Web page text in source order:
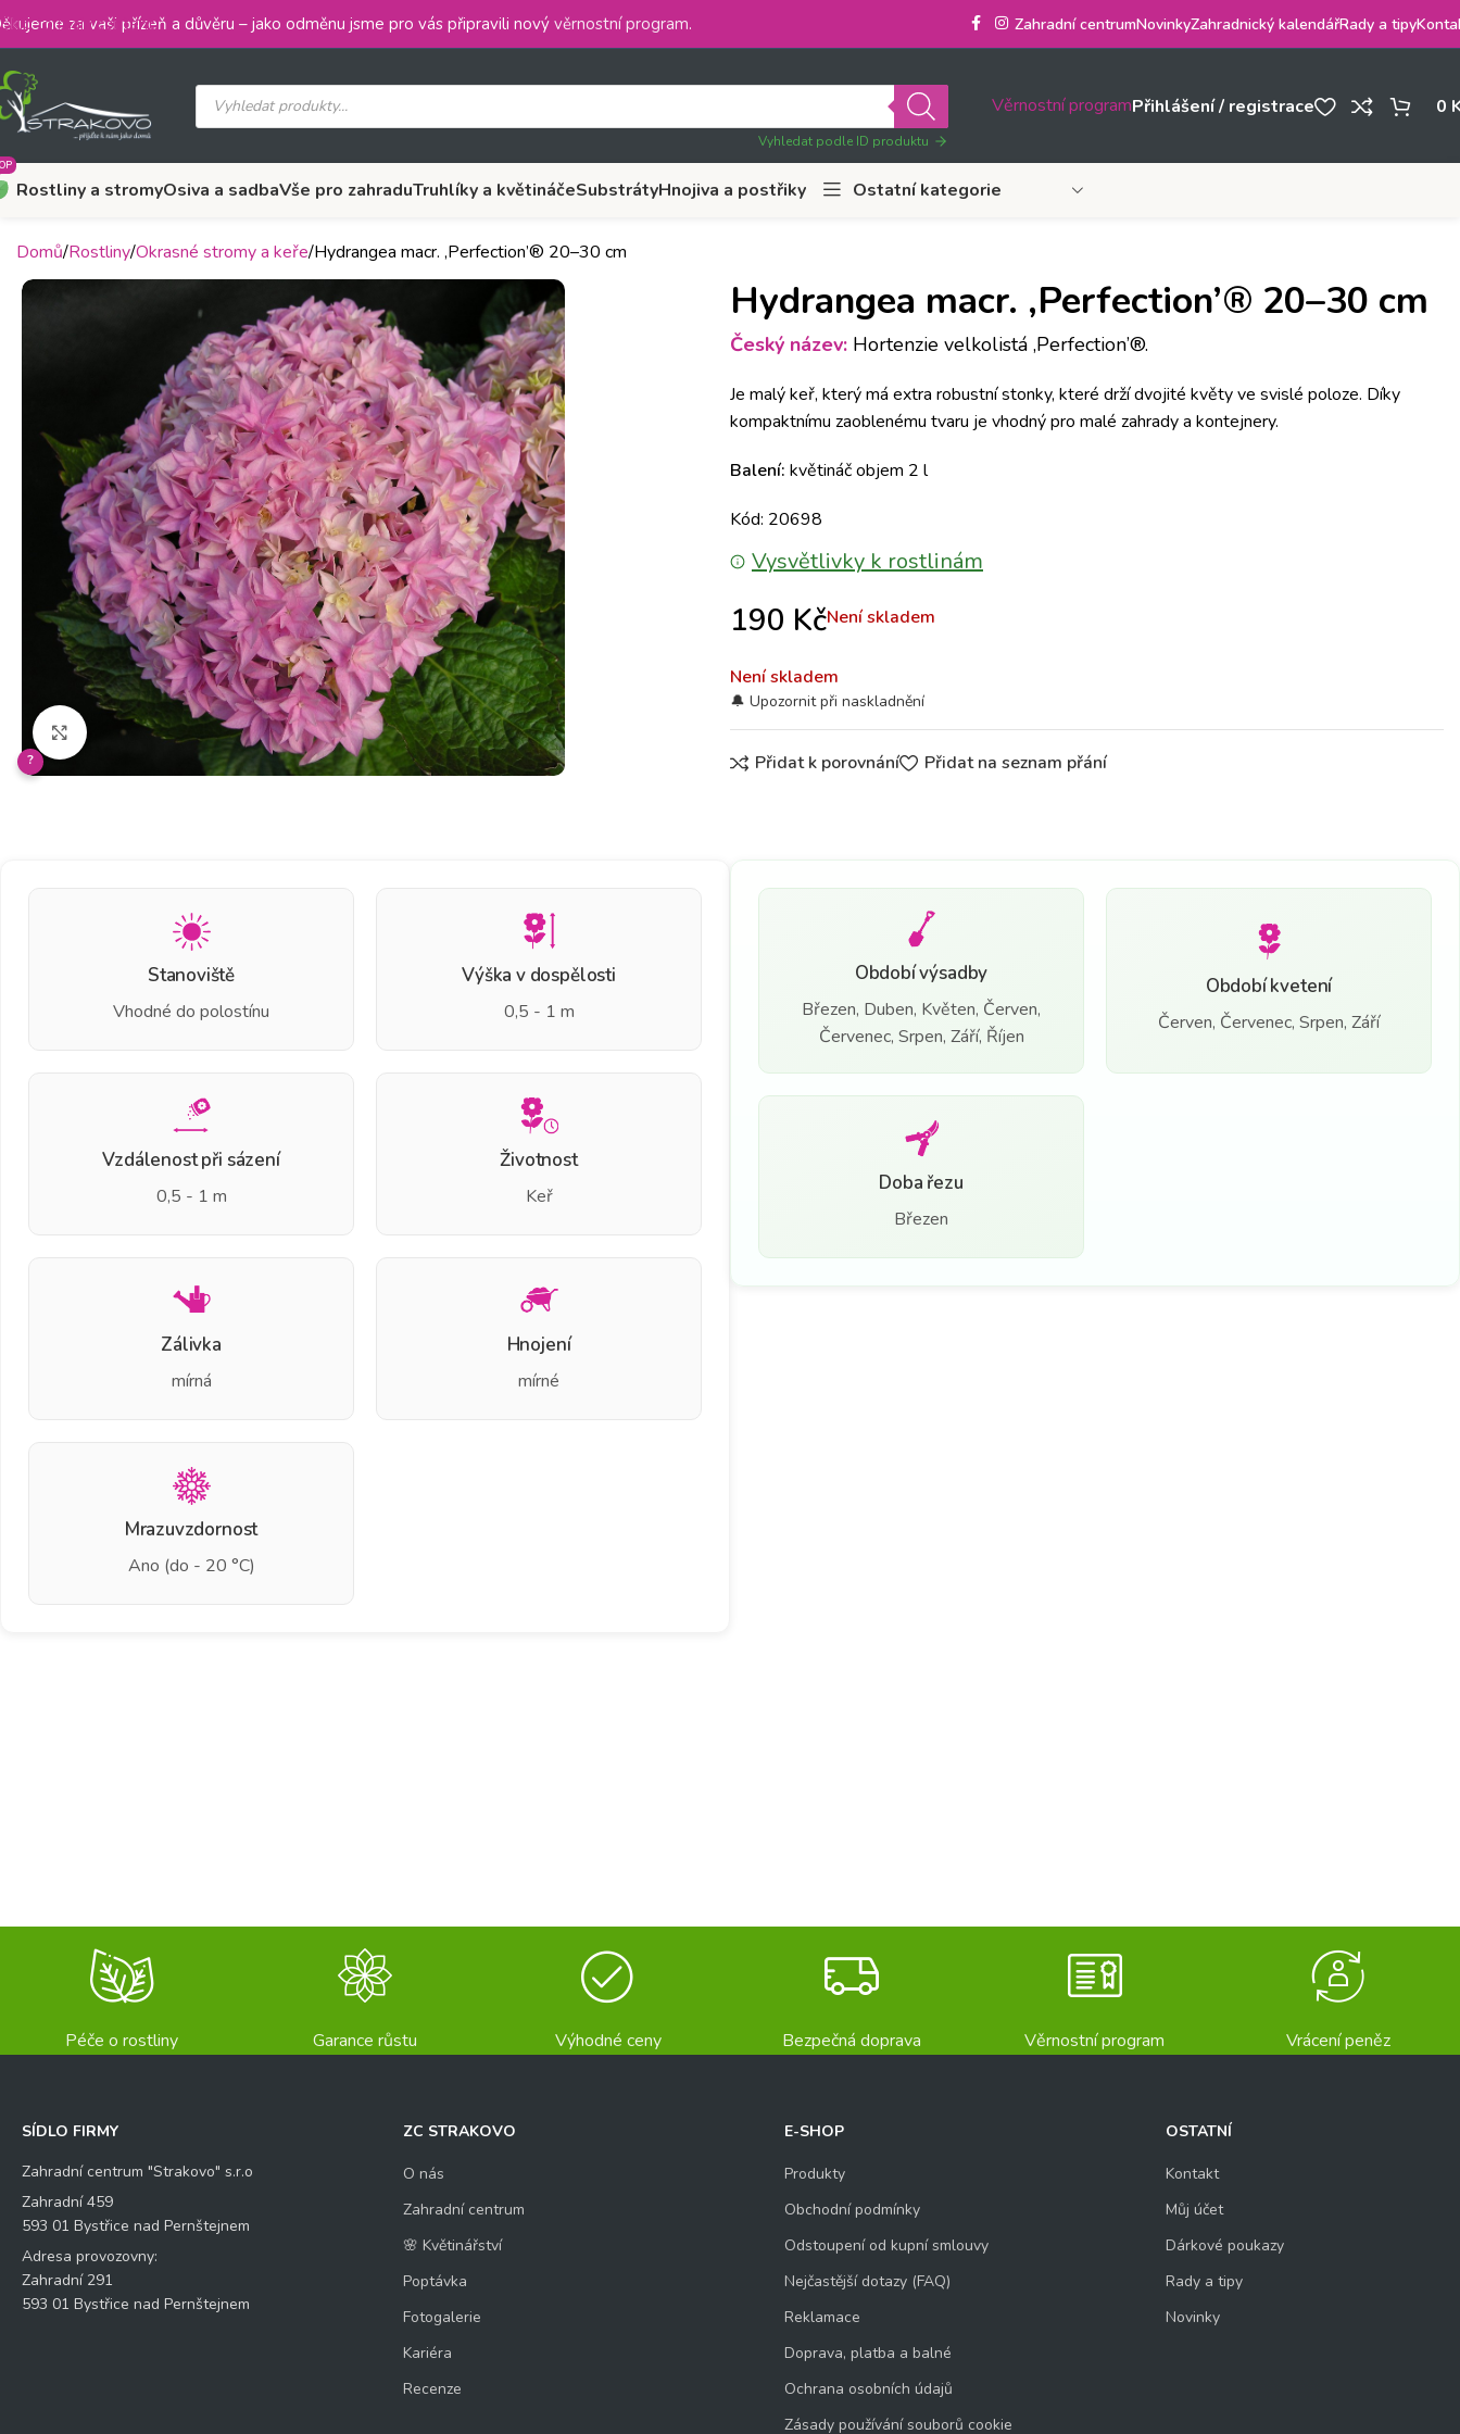
Skip to main content
za vaši přízeň a důvěru – jako odměnu jsme pro vás připravili nový věrnostní program. Zahradní centrumNovinkyZahradnický kalendářRady a tipy
Vyhledat podle ID produktu
Věrnostní programPřihlášení / registrace 0
Rostliny a stromyOsiva a sadbaVše pro zahraduTruhlíky a květináčeSubstrátyHnojiva a postřiky Ostatní kategorie
Domů Rostliny Okrasné stromy a keře Hydrangea macr. ‚Perfection’® 20–30 cm
Klikněte pro zvětšení
?
Hydrangea macr. ‚Perfection’® 20–30 cm
Český název:Hortenzie velkolistá ‚Perfection’®.
Je malý keř, který má extra robustní stonky, které drží dvojité květy ve svislé poloze. Díky
kompaktnímu zaoblenému tvaru je vhodný pro malé zahrady a kontejnery.
Balení: květináč objem 2 l
Kód: 20698
Vysvětlivky k rostlinám
190 KčNení skladem
Není skladem
Přidat k porovnání Přidat na seznam přání
Stanoviště
Vhodné do polostínu
Výška v dospělosti
0,5 - 1 m
Vzdálenost při sázení
0,5 - 1 m
Životnost
Keř
Zálivka
mírná
Hnojení
mírné
Mrazuvzdornost
Ano (do - 20 °C)
Období výsadby
Březen, Duben, Květen, Červen,
Červenec, Srpen, Září, Říjen
Období kvetení
Červen, Červenec, Srpen, Září
Doba řezu
Březen
Péče o rostliny Garance růstu Výhodné ceny Bezpečná doprava Věrnostní program Vrácení peněz
SÍDLO FIRMY
Zahradní centrum "Strakovo" s.r.o
Zahradní 459
593 01 Bystřice nad Pernštejnem
Adresa provozovny:
Zahradní 291
593 01 Bystřice nad Pernštejnem
ZC STRAKOVO
O nás
Zahradní centrum
🌸 Květinářství
Poptávka
Fotogalerie
Kariéra
Recenze
E-SHOP
Produkty
Obchodní podmínky
Odstoupení od kupní smlouvy
Nejčastější dotazy (FAQ)
Reklamace
Doprava, platba a balné
Ochrana osobních údajů
Zásady používání souborů cookie
OSTATNÍ
Kontakt
Můj účet
Dárkové poukazy
Rady a tipy
Novinky